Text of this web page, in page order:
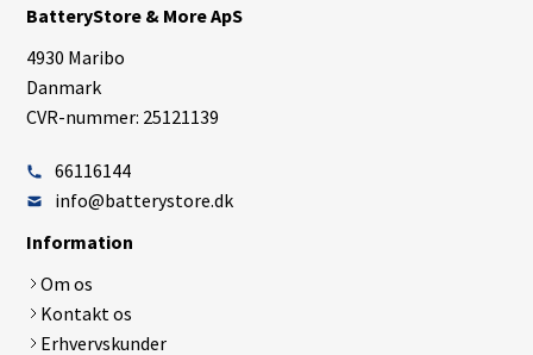
BatteryStore & More ApS
4930 Maribo
Danmark
CVR-nummer: 25121139
66116144
info@batterystore.dk
Information
Om os
Kontakt os
Erhvervskunder